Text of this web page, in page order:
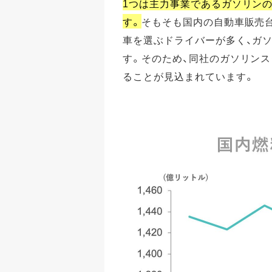
1つは主力事業であるガソリン
す。 そもそも国内の自動車販売
車を選ぶドライバーが多く、ガ
す。そのため、同社のガソリン
ることが見込まれています。